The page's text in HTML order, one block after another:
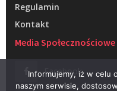
Regulamin
Kontakt
Media Społecznościowe
Facebook
Informujemy, iż w celu
naszym serwisie,